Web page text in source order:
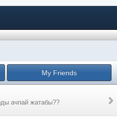
My Friends
ачпай жатабы??